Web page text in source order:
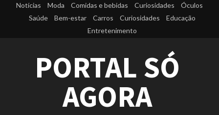
Notícias Moda Comidas e bebidas Curiosidades
Óculos
Saúde
Bem-estar Carros Curiosidades
Educação
Entretenimento
PORTAL SÓ
AGORA